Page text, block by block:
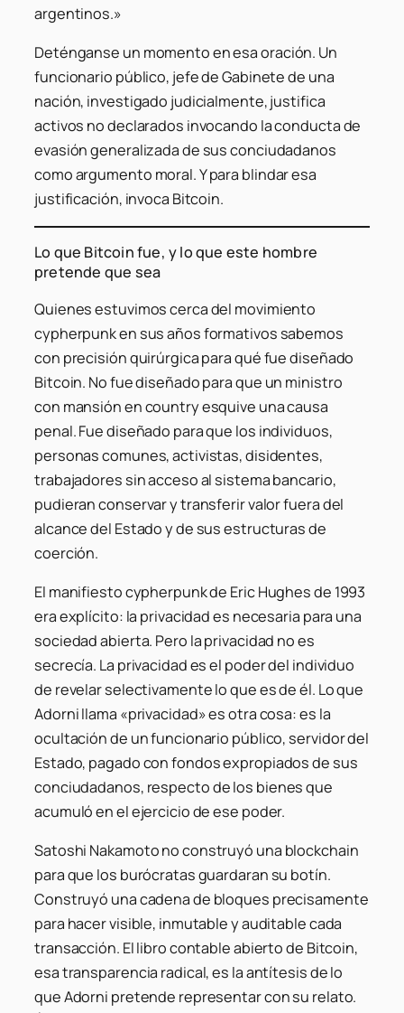
argentinos.»
Deténganse un momento en esa oración. Un
funcionario público, jefe de Gabinete de una
nación, investigado judicialmente, justifica
activos no declarados invocando la conducta de
evasión generalizada de sus conciudadanos
como argumento moral. Y para blindar esa
justificación, invoca Bitcoin.
Lo que Bitcoin fue, y lo que este hombre
pretende que sea
Quienes estuvimos cerca del movimiento
cypherpunk en sus años formativos sabemos
con precisión quirúrgica para qué fue diseñado
Bitcoin. No fue diseñado para que un ministro
con mansión en country esquive una causa
penal. Fue diseñado para que los individuos,
personas comunes, activistas, disidentes,
trabajadores sin acceso al sistema bancario,
pudieran conservar y transferir valorfueradel
alcance del Estado y de sus estructuras de
coerción.
El manifiesto cypherpunk de Eric Hughes de 1993
era explícito: la privacidad es necesaria para una
sociedad abierta. Pero la privacidad no es
secrecía. La privacidad es el poder del individuo
de revelar selectivamente lo que es de él. Lo que
Adorni llama «privacidad» es otra cosa: es la
ocultación de un funcionario público, servidor del
Estado, pagado con fondos expropiados de sus
conciudadanos, respecto de los bienes que
acumuló en el ejercicio de ese poder.
Satoshi Nakamoto no construyó una blockchain
para que los burócratas guardaran su botín.
Construyó una cadena de bloques precisamente
para hacer visible, inmutable y auditable cada
transacción. El libro contable abierto de Bitcoin,
esa transparencia radical, es la antítesis de lo
que Adorni pretende representar con su relato.